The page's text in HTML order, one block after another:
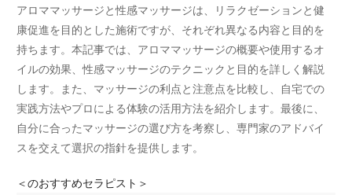
アロママッサージと性感マッサージは、リラクゼーションと健
康促進を目的とした施術ですが、それぞれ異なる内容と目的を
持ちます。本記事では、アロママッサージの概要や使用するオ
イルの効果、性感マッサージのテクニックと目的を詳しく解説
します。また、マッサージの利点と注意点を比較し、自宅での
実践方法やプロによる体験の活用方法を紹介します。最後に、
自分に合ったマッサージの選び方を考察し、専門家のアドバイ
スを交えて選択の指針を提供します。
＜のおすすめセラピスト＞